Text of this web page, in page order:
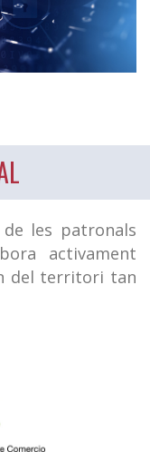
les patronals
activament
del territori tan